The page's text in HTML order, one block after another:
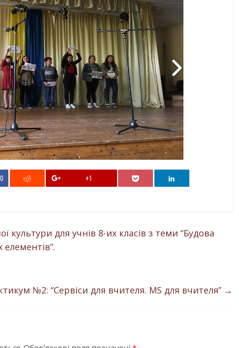
0 +1
культури для учнів 8-их класів з теми “Будова
№2: “Сервіси для вчителя. MS для вчителя” →